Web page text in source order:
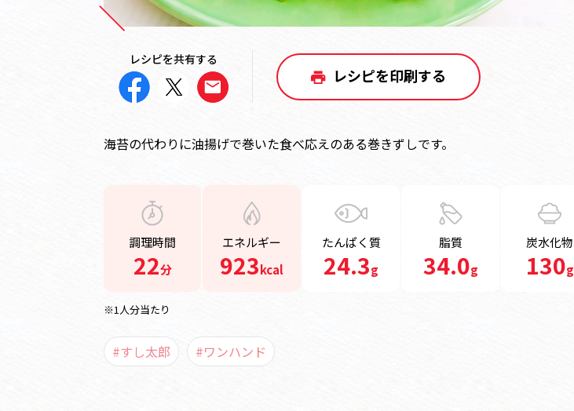
レシピを共有する
レシピを印刷する
海苔の代わりに油揚げで巻いた食べ応えのある巻きずしです。
調理時間
22分
エネルギー
923kcal
たんぱく質
24.3g
脂質
34.0g
炭水化物
130g
※1人分当たり
#すし太郎 #ワンハンド